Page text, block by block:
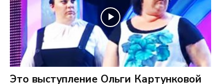
Это выступление Ольги Картунковой